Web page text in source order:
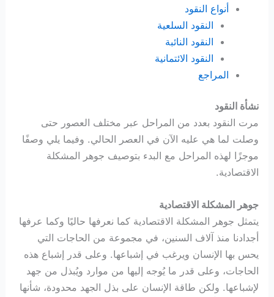
أنواع النقود
النقود السلعية
النقود النائبة
النقود الائتمانية
المراجع
نشأة النقود
مرت النقود بعدد من المراحل عبر مختلف العصور حتى
وصلت لما هي عليه الآن في العصر الحالي. وفيما يلي وصفًا
موجزًا لهذه المراحل مع البدء بتوصيف جوهر المشكلة
الاقتصادية.
جوهر المشكلة الاقتصادية
يتمثل جوهر المشكلة الاقتصادية كما نعرفها حاليًا وكما عرفها
أجدادنا منذ آلاف السنين، في مجموعة من الحاجات التي
يحس بها الإنسان ويرغب في إشباعها. وعلى قدر إشباع هذه
الحاجات، وعلى قدر ما يُوجه إليها من موارد ويُبذل من جهد
لإشباعها. ولكن طاقة الإنسان على بذل الجهد محدودة، شأنها